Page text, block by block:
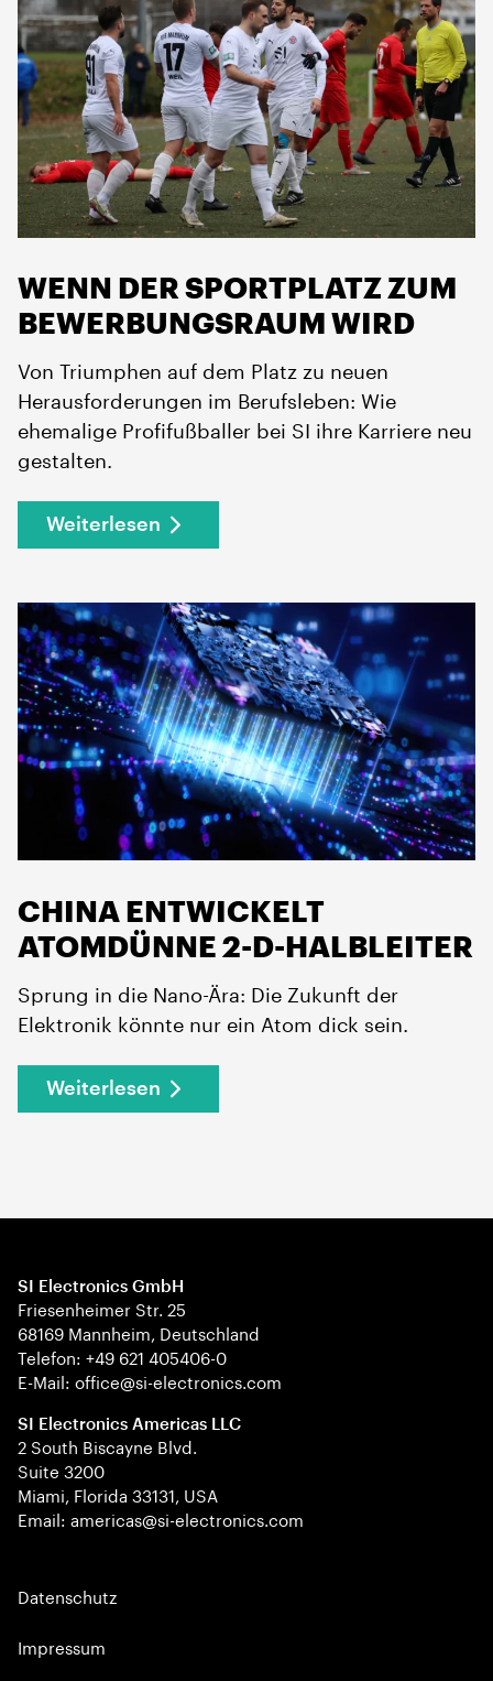
WENN DER SPORTPLATZ ZUM
BEWERBUNGSRAUM WIRD
Von Triumphen auf dem Platz zu neuen
Herausforderungen im Berufsleben: Wie
ehemalige Profifußballer bei SI ihre Karriere neu
gestalten.
Weiterlesen
CHINA ENTWICKELT
ATOMDÜNNE 2-D-HALBLEITER
Sprung in die Nano-Ära: Die Zukunft der
Elektronik könnte nur ein Atom dick sein.
Weiterlesen
SI Electronics GmbH
Friesenheimer Str. 25
68169 Mannheim, Deutschland
Telefon: +49 621 405406-0
E-Mail: office@si-electronics.com
SI Electronics Americas LLC
2 South Biscayne Blvd.
Suite 3200
Miami, Florida 33131, USA
Email: americas@si-electronics.com
Datenschutz
Impressum